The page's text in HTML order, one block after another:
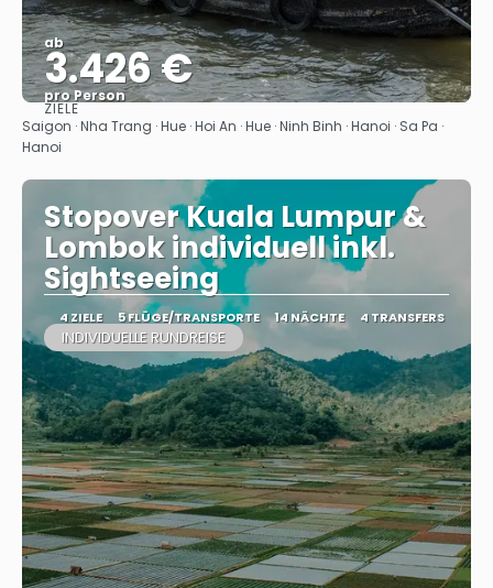
ab
3.426 €
pro Person
Sehen
ZIELE
Saigon · Nha Trang · Hue · Hoi An · Hue · Ninh Binh · Hanoi · Sa Pa ·
Hanoi
Stopover Kuala Lumpur &
Lombok individuell inkl.
Sightseeing
4 ZIELE 5 FLÜGE/TRANSPORTE 14 NÄCHTE 4 TRANSFERS
INDIVIDUELLE RUNDREISE